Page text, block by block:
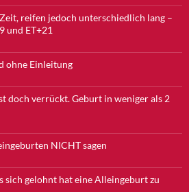
reifen jedoch unterschiedlich lang –
und ET+21
ohne Einleitung
doch verrückt. Geburt in weniger als 2
NICHT sagen
sich gelohnt hat eine Alleingeburt zu